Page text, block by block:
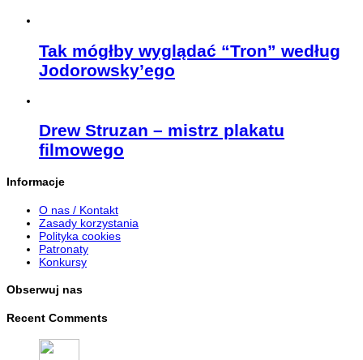
Tak mógłby wyglądać “Tron” według
Jodorowsky’ego
Drew Struzan – mistrz plakatu
filmowego
Informacje
O nas / Kontakt
Zasady korzystania
Polityka cookies
Patronaty
Konkursy
Obserwuj nas
Recent Comments